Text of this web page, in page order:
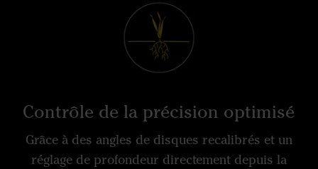
Contrôle de la précision optimisé
Grâce à des angles de disques recalibrés et un
réglage de profondeur directement depuis la